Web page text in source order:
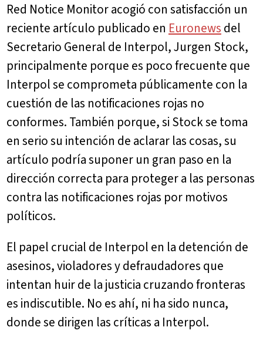
Red Notice Monitor acogió con satisfacción un
reciente artículo publicado en Euronews del
Secretario General de Interpol, Jurgen Stock,
principalmente porque es poco frecuente que
Interpol se comprometa públicamente con la
cuestión de las notificaciones rojas no
conformes. También porque, si Stock se toma
en serio su intención de aclarar las cosas, su
artículo podría suponer un gran paso en la
dirección correcta para proteger a las personas
contra las notificaciones rojas por motivos
políticos.
El papel crucial de Interpol en la detención de
asesinos, violadores y defraudadores que
intentan huir de la justicia cruzando fronteras
es indiscutible. No es ahí, ni ha sido nunca,
donde se dirigen las críticas a Interpol.